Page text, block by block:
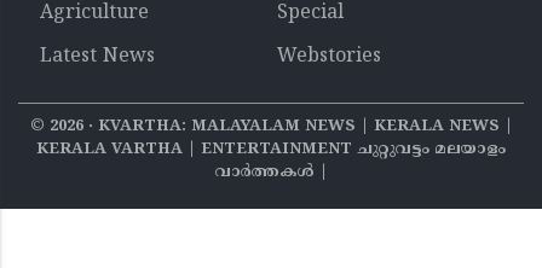
Agriculture
Special
Latest News
Webstories
© 2026‧ KVARTHA: MALAYALAM NEWS | KERALA NEWS |
KERALA VARTHA | ENTERTAINMENT ചുറ്റുവട്ടം മലയാളം
വാര്‍ത്തകൾ |